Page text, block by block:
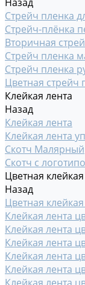
Стрейч пленка
Стрейч-плёнка
Вторичная
Стрейч пленка
Стрейч пленка
Цветная стрейч
Клейкая лента
Назад
Клейкая лента
Клейкая лента
Скотч Малярный
Скотч с
Цветная
Назад
Цветная
Клейкая лента
Клейкая лента
Клейкая лента
Клейкая лента
Клейкая лента